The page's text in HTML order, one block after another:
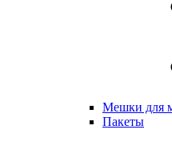
Мешки для
Пакеты